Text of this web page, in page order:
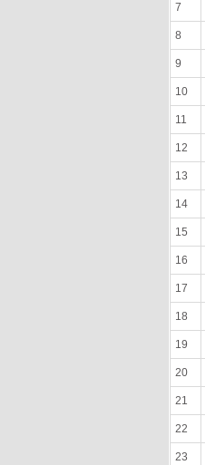
7
8
9
10
11
12
13
14
15
16
17
18
19
20
21
22
23